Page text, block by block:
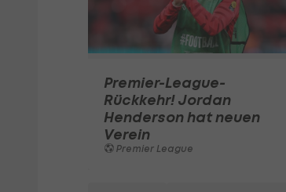
Premier-League-
Rückkehr! Jordan
Henderson hat neuen
Verein
Premier League